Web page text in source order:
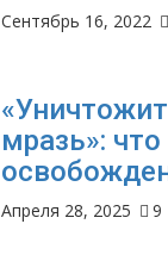
Сентябрь 16, 2022
мразь»:
Апреля 28, 2025 9